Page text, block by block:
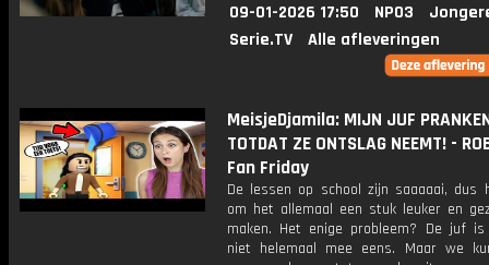
09-01-2026 17:50 NPO3
Serie.TV
Alle afleveringen
MeisjeDjamila: MIJN JUF
TOTDAT ZE ONTSLAG NEEMT! -
Fan Friday
De lessen op school zijn saaaaai, dus
om het allemaal een stuk leuker en
maken. Het enige probleem? De juf
niet helemaal mee eens. Maar we